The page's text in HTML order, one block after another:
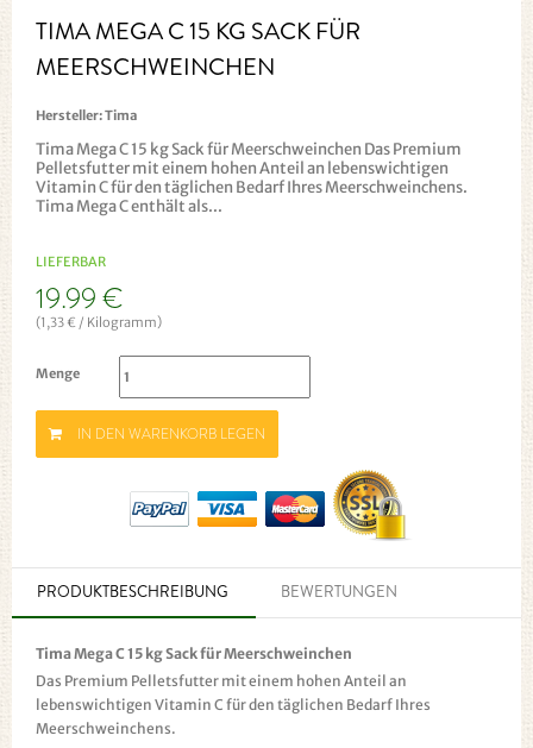
TIMA MEGA C 15 KG SACK FÜR
MEERSCHWEINCHEN
Hersteller:Tima
Tima Mega C 15 kg Sack für Meerschweinchen Das Premium
Pelletsfutter mit einem hohen Anteil an lebenswichtigen
Vitamin C für den täglichen Bedarf Ihres Meerschweinchens.
Tima Mega C enthält als...
LIEFERBAR
19.99 €
(1,33 € / Kilogramm)
Menge
IN DEN WARENKORB LEGEN
PRODUKTBESCHREIBUNG BEWERTUNGEN
Tima Mega C 15 kg Sack für Meerschweinchen
Das Premium Pelletsfutter mit einem hohen Anteil an
lebenswichtigen Vitamin C für den täglichen Bedarf Ihres
Meerschweinchens.